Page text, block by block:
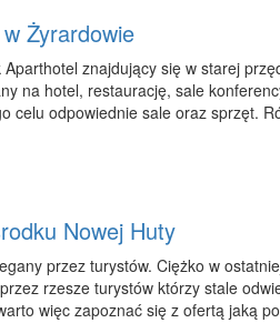
Żyrardowie
znajdujący się w starej
na hotel, restaurację, sale
celu odpowiednie sale oraz sprzęt.
Nowej Huty
przez turystów. Ciężko w
rzesze turystów którzy stale
więc zapoznać się z ofertą jaką